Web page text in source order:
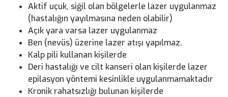
Aktif uçuk, siğil olan bölgelerle lazer uygulanmaz
(hastalığın yayılmasına neden olabilir)
Açık yara varsa lazer uygulanmaz
Ben (nevüs) üzerine lazer atışı yapılmaz.
Kalp pili kullanan kişilerde
Deri hastalığı ve cilt kanseri olan kişilerde lazer
epilasyon yöntemi kesinlikle uygulanmamaktadır
Kronik rahatsızlığı bulunan kişilerde